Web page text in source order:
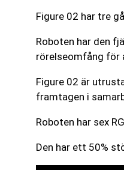
Figure 02 har tre
Roboten har den
rörelseomfång för
Figure 02 är
framtagen i
Roboten har sex
Den har ett 50%